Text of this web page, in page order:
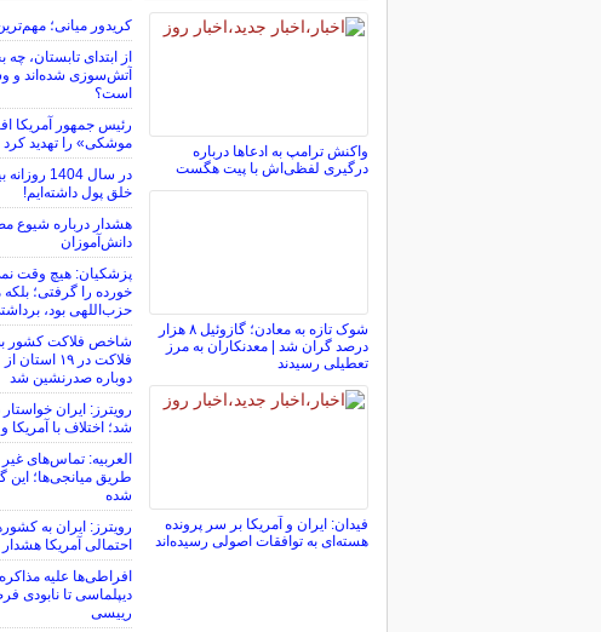
واکنش ترامپ به ادعاها درباره
درگیری لفظی‌اش با پیت هگست
شوک تازه به معادن؛ گازوئیل ۸ هزار
درصد گران شد | معدنکاران به مرز
تعطیلی رسیدند
فیدان: ایران و آمریکا بر سر پرونده
هسته‌ای به توافقات اصولی رسیده‌اند
کریدور میانی؛
از ابتدای تابستان،
آتش‌سوزی شده‌اند و
است؟
رئیس جمهور آمریکا
موشکی» را تهدید کرد
خلق پول داشته‌ایم!
هشدار درباره شیوع
دانش‌آموزان
پزشکیان: هیچ وقت
خورده را گرفتی؛ بلکه
حزب‌اللهی بود،
دوباره صدرنشین شد
رویترز: ایران
شد؛ اختلاف با آمریکا
العربیه: تماس‌های
طریق میانجی‌ها؛ این
شده
رویترز: ایران به
احتمالی آمریکا هشدار
افراطی‌ها علیه
دیپلماسی تا نابودی
رییسی